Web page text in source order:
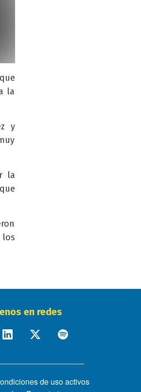
la
y
la
en redes
de uso activos